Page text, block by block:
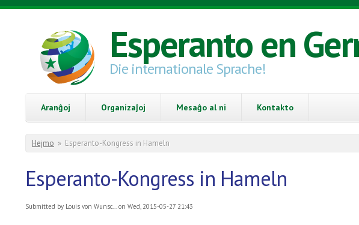
Skip to main content
Esperanto en
Die internationale Sprache!
Aranĝoj Organizaĵoj Mesaĝo al ni Kontakto
You are here
Hejmo » Esperanto-Kongress in Hameln
Esperanto-Kongress in Hameln
Submitted by Louis von Wunsc...on Wed, 2015-05-27 21:43